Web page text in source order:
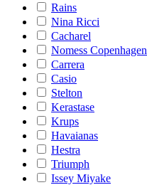
Rains
Nina Ricci
Cacharel
Nomess Copenhagen
Carrera
Casio
Stelton
Kerastase
Krups
Havaianas
Hestra
Triumph
Issey Miyake